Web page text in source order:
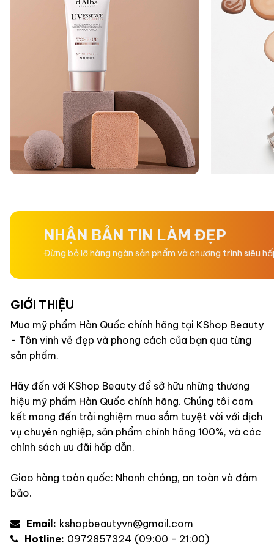
NHẬN BẢN TIN LÀM ĐẸP
Đừng bỏ lỡ hàng ngàn sản phẩm và chương trình siêu
GIỚI THIỆU
Mua mỹ phẩm Hàn Quốc chính hãng tại KShop Beauty
- Tôn vinh vẻ đẹp và phong cách của bạn qua từng
sản phẩm.
Hãy đến với KShop Beauty để sở hữu những thương
hiệu mỹ phẩm Hàn Quốc chính hãng. Chúng tôi cam
kết mang đến trải nghiệm mua sắm tuyệt vời với dịch
vụ chuyên nghiệp, sản phẩm chính hãng 100%, và các
chính sách ưu đãi hấp dẫn.
Giao hàng toàn quốc: Nhanh chóng, an toàn và đảm
bảo.
Email: kshopbeautyvn@gmail.com
Hotline: 0972857324 (09:00 - 21:00)